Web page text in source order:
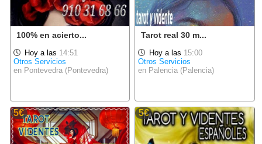
100% en acierto...
Hoy a las 14:51
Otros Servicios
en Pontevedra (Pontevedra)
Tarot real 30 m...
Hoy a las 15:00
Otros Servicios
en Palencia (Palencia)
5€ 5€